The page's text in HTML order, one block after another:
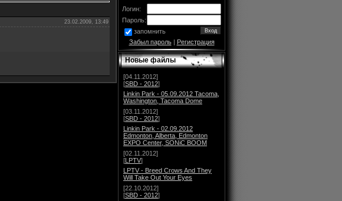
23.02.2009, 13:49
Логин:
Пароль:
запомнить
Забыл пароль| Регистрация
Новые файлы
[04.11.2012]
[SBD - 2012]
Linkin Park - 05.09.2012 Tacoma,
Washington, Tacoma Dome
[03.11.2012]
[SBD - 2012]
Linkin Park - 02.09.2012
Edmonton, Alberta, Edmonton
EXPO Center, SONiC BOOM
[02.11.2012]
[LPTV]
LPTV - Breed Crows And They
Will Take Out Your Eyes
[22.10.2012]
[SBD - 2012]